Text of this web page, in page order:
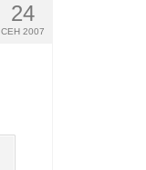
24
СЕН 2007